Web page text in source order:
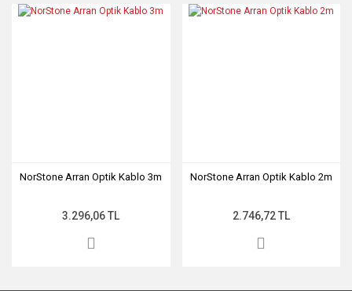
NorStone Arran Optik Kablo 3m
3.296,06 TL
NorStone Arran Optik Kablo 2m
2.746,72 TL